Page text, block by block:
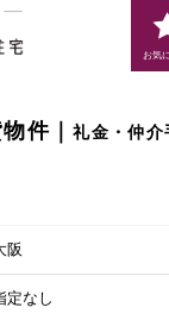
お気
件｜礼金・仲介
阪
定なし